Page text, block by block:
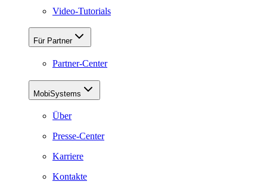
Video-Tutorials
Für Partner
Partner-Center
MobiSystems
Über
Presse-Center
Karriere
Kontakte